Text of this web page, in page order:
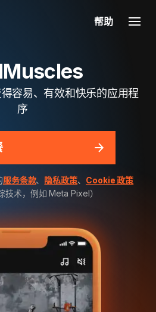
帮助
容易、有效和快乐的应用程
序
服务条款、 隐私政策、 Cookie 政策
技术，例如 Meta Pixel）